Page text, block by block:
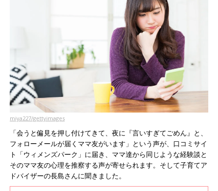
miya227/gettyimages
「会うと偏見を押し付けてきて、夜に『言いすぎてごめん』と、
フォローメールが届くママ友がいます」という声が、口コミサイ
ト「ウィメンズパーク」に届き、ママ達から同じような経験談と
そのママ友の心理を推察する声が寄せられます。そして子育てア
ドバイザーの長島さんに聞きました。